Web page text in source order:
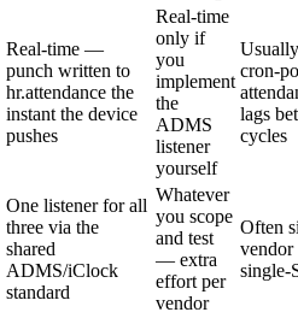
Real-time —
punch written to
hr.attendance the
instant the device
pushes
Real-time
only if
you
implement
the
ADMS
listener
yourself
Usually
cron-
lags
cycles
One listener for all
three via the
shared
ADMS/iClock
standard
Whatever
you scope
and test
— extra
effort per
vendor
Often
vendor
single-